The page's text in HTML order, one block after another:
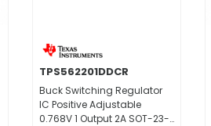
TPS562201DDCR
Buck Switching Regulator
IC Positive Adjustable
0.768V 1 Output 2A SOT-23-